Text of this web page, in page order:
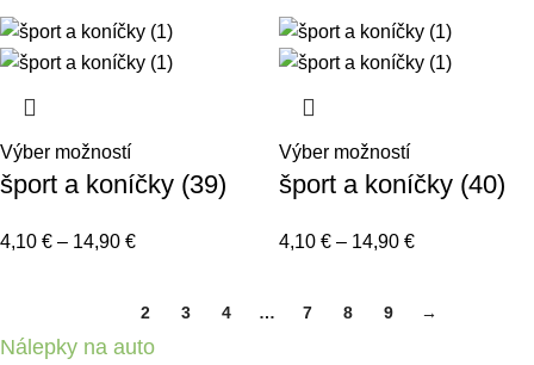
Výber možností
šport a koníčky (39)
4,10 € – 14,90 €
Výber možností
šport a koníčky (40)
4,10 € – 14,90 €
2 3 4 … 7 8 9 →
Nálepky na auto